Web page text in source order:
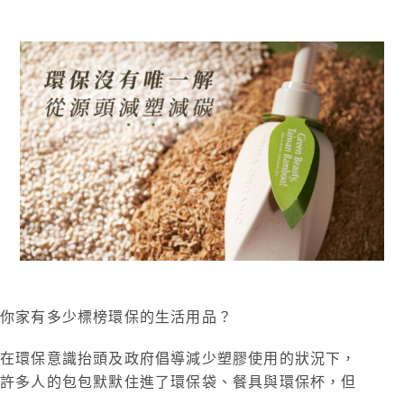
你家有多少標榜環保的生活用品？
在環保意識抬頭及政府倡導減少塑膠使用的狀況下，
許多人的包包默默住進了環保袋、餐具與環保杯，但